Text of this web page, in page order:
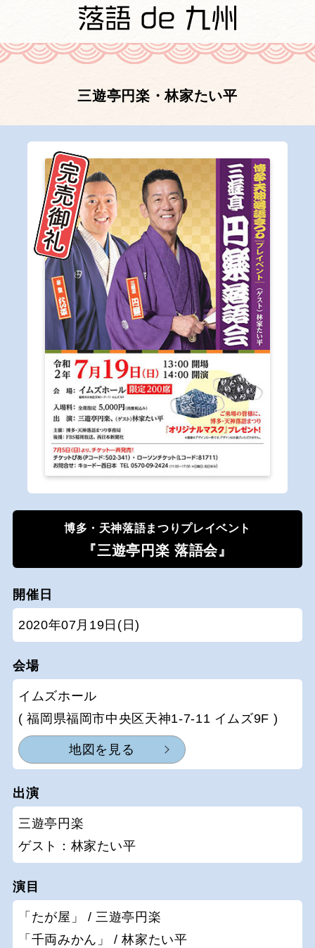
三遊亭円楽・林家たい平
博多・天神落語まつりプレイベント
『三遊亭円楽 落語会』
開催日
2020年07月19日(日)
会場
イムズホール
( 福岡県福岡市中央区天神1-7-11 イムズ9F )
地図を見る
出演
三遊亭円楽
ゲスト：林家たい平
演目
「たが屋」 / 三遊亭円楽
「千両みかん」 / 林家たい平